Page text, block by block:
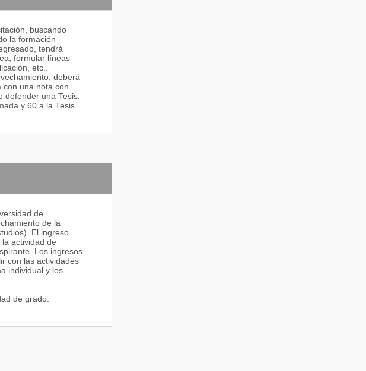
buscando
la formación
tendrá
formular líneas
etc..
deberá
con una nota con
defender una Tesis.
y 60 a la Tesis
de
de la
El ingreso
actividad de
Los ingresos
con las actividades
individual y los
de grado.